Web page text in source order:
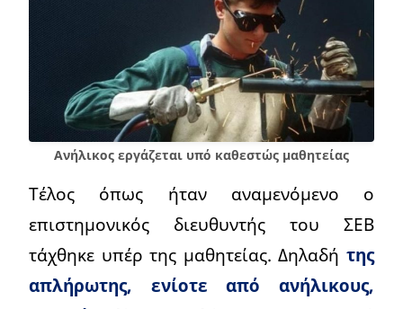
Ανήλικος εργάζεται υπό καθεστώς μαθητείας
Τέλος όπως ήταν αναμενόμενο ο
επιστημονικός διευθυντής του ΣΕΒ
τάχθηκε υπέρ της μαθητείας. Δηλαδή της
απλήρωτης, ενίοτε από ανήλικους,